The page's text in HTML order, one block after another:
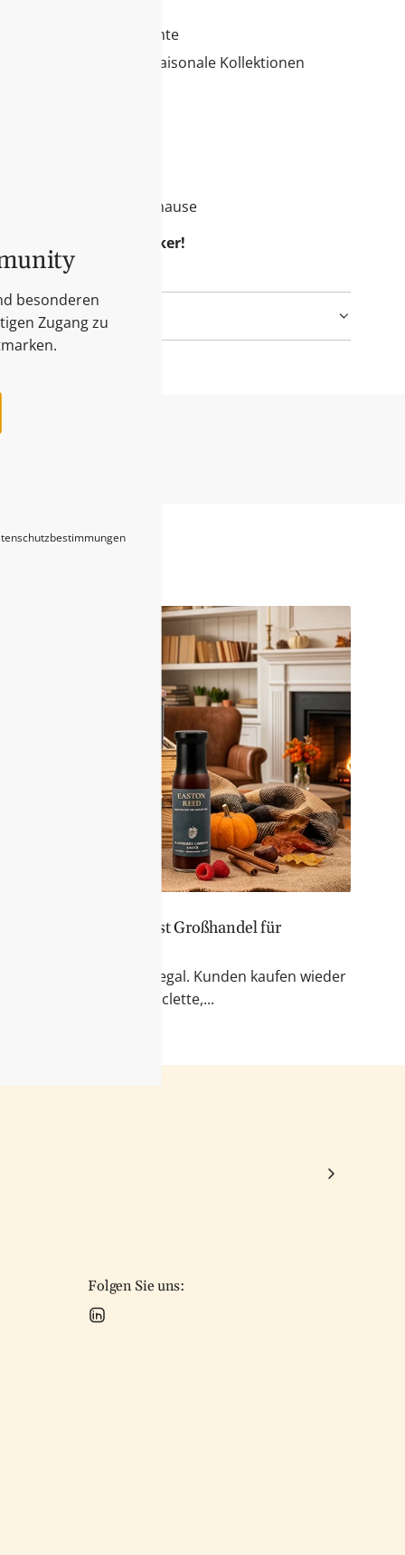
für Wohlfühlmomente
Geschenkartikel und saisonale Kollektionen
Atmosphäre ins Zuhause
mit einem Duftklassiker!
Sortiment – Feinkost Großhandel für
Blick auf das Feinkostregal. Kunden kaufen wieder
für Käseabende, Raclette,...
Folgen Sie uns:
besonderen
Zugang zu